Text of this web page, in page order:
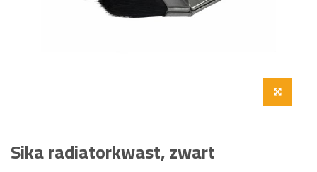
Sika radiatorkwast, zwart